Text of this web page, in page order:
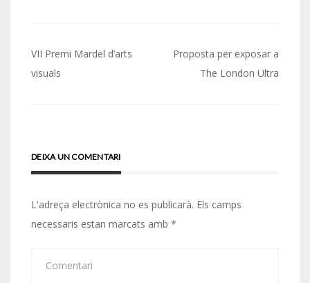
Navegació
d'entrades
VII Premi Mardel d’arts
visuals
Proposta per exposar a
The London Ultra
DEIXA UN COMENTARI
L'adreça electrònica no es publicarà. Els camps
necessaris estan marcats amb *